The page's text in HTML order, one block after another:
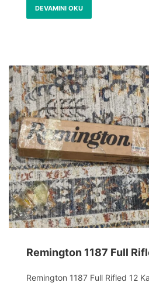
DEVAMINI OKU
Remington 1187 Full Rifled 12